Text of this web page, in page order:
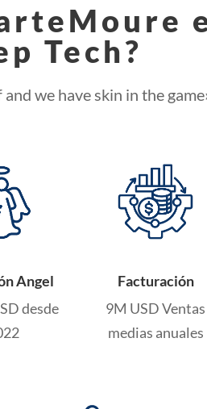
Tech?
we have skin in the
Angel
desde
Facturación
9M USD Ventas
medias anuales